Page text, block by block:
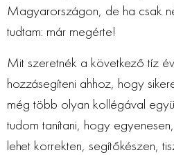
Magyarországon, de ha csak
tudtam: már megérte!
Mit szeretnék a következő tíz
hozzásegíteni ahhoz, hogy
még több olyan kollégával
tudom tanítani, hogy
lehet korrekten, segítőkészen,